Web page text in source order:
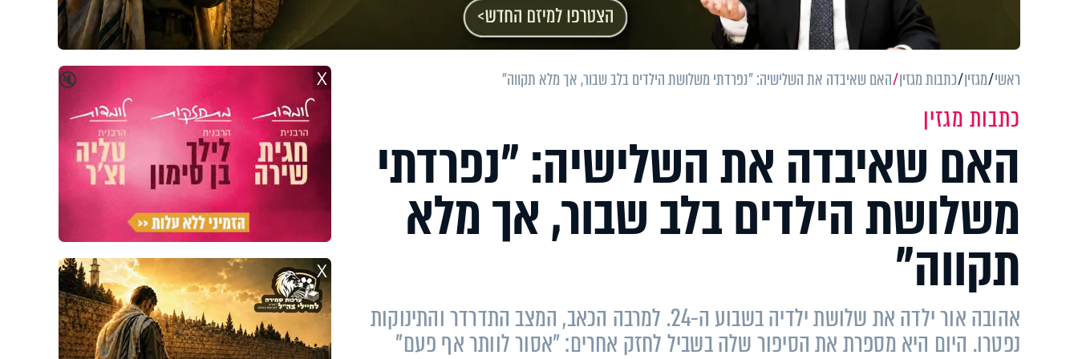
ראשי מגזין כתבות מגזין האם שאיבדה את השלישיה: "נפרדתי משלושת הילדים בלב שבור, אך מלא תקווה"
כתבות מגזין
האם שאיבדה את השלישיה: "נפרדתי
משלושת הילדים בלב שבור, אך מלא
תקווה"
אהובה אור ילדה את שלושת ילדיה בשבוע ה-24. למרבה הכאב, המצב התדרדר והתינוקות
נפטרו. היום היא מספרת את הסיפור שלה בשביל לחזק אחרים: "אסור לוותר אף פעם"
🔇 X
X